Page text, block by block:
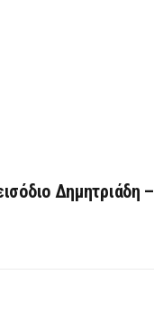
Δημητριάδη –